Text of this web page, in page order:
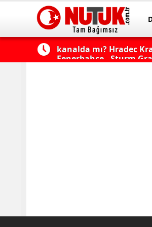
şifresiz Fenerbahçe - Sturm